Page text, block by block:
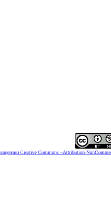
лицензии Creative Commons «Attribution-